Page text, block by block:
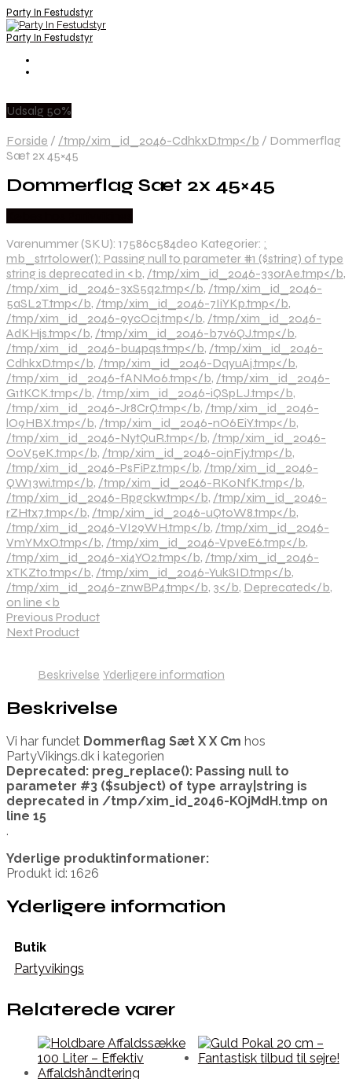
Party In Festudstyr
Party In Festudstyr
Udsalg 50%
Forside / /tmp/xim_id_2046-CdhkxD.tmp</b / Dommerflag
Sæt 2x 45×45
Dommerflag Sæt 2x 45×45
Varenummer (SKU): 17586c584de0 Kategorier: :
mb_strtolower(): Passing null to parameter #1 ($string) of type
string is deprecated in <b, /tmp/xim_id_2046-33orAe.tmp</b,
/tmp/xim_id_2046-3xS5q2.tmp</b, /tmp/xim_id_2046-
5aSL2T.tmp</b, /tmp/xim_id_2046-7IiYKp.tmp</b,
/tmp/xim_id_2046-9ycOcj.tmp</b, /tmp/xim_id_2046-
AdKHjs.tmp</b, /tmp/xim_id_2046-b7v6QJ.tmp</b,
/tmp/xim_id_2046-bu4pqs.tmp</b, /tmp/xim_id_2046-
CdhkxD.tmp</b, /tmp/xim_id_2046-DqyuAj.tmp</b,
/tmp/xim_id_2046-fANM06.tmp</b, /tmp/xim_id_2046-
G1tKCK.tmp</b, /tmp/xim_id_2046-iQSpLJ.tmp</b,
/tmp/xim_id_2046-Jr8CrQ.tmp</b, /tmp/xim_id_2046-
lO9HBX.tmp</b, /tmp/xim_id_2046-nO6EiY.tmp</b,
/tmp/xim_id_2046-NytQuR.tmp</b, /tmp/xim_id_2046-
O0V5eK.tmp</b, /tmp/xim_id_2046-ojnFjy.tmp</b,
/tmp/xim_id_2046-PsFiPz.tmp</b, /tmp/xim_id_2046-
QW13wi.tmp</b, /tmp/xim_id_2046-RKoNfK.tmp</b,
/tmp/xim_id_2046-Rpgckw.tmp</b, /tmp/xim_id_2046-
rZHtx7.tmp</b, /tmp/xim_id_2046-uQt0W8.tmp</b,
/tmp/xim_id_2046-VI29WH.tmp</b, /tmp/xim_id_2046-
VmYMxO.tmp</b, /tmp/xim_id_2046-VpveE6.tmp</b,
/tmp/xim_id_2046-xi4YO2.tmp</b, /tmp/xim_id_2046-
xTKZt0.tmp</b, /tmp/xim_id_2046-YukSID.tmp</b,
/tmp/xim_id_2046-znwBP4.tmp</b, 3</b, Deprecated</b,
on line <b
Previous Product
Next Product
Beskrivelse Yderligere information
Beskrivelse
Vi har fundet Dommerflag Sæt X X Cm hos
PartyVikings.dk i kategorien
Deprecated: preg_replace(): Passing null to
parameter #3 ($subject) of type array|string is
deprecated in /tmp/xim_id_2046-KOjMdH.tmp on
line 15
.
Yderlige produktinformationer:
Produkt id: 1626
Yderligere information
Butik
Partyvikings
Relaterede varer